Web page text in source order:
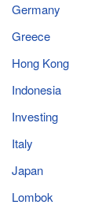
Germany
Greece
Hong Kong
Indonesia
Investing
Italy
Japan
Lombok